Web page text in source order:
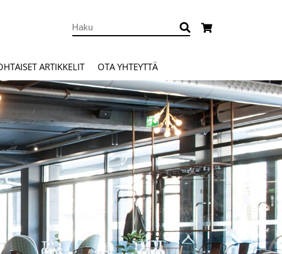
ARTIKKELIT OTA YHTEYTTÄ